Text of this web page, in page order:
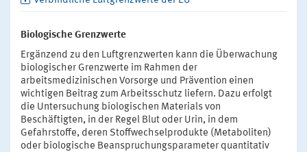
Biologische Grenzwerte
Ergänzend zu den Luftgrenzwerten kann die Überwachung
biologischer Grenzwerte im Rahmen der
arbeitsmedizinischen Vorsorge und Prävention einen
wichtigen Beitrag zum Arbeitsschutz liefern. Dazu erfolgt
die Untersuchung biologischen Materials von
Beschäftigten, in der Regel Blut oder Urin, in dem
Gefahrstoffe, deren Stoffwechselprodukte (Metaboliten)
oder biologische Beanspruchungsparameter quantitativ